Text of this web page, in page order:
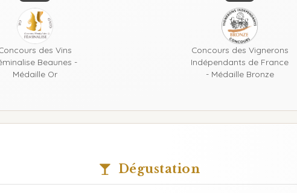
des Vins
Beaunes -
Médaille Or
Concours des Vignerons
Indépendants de France
- Médaille Bronze
Dégustation